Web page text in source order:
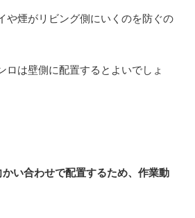
や煙がリビング側にいくのを防ぐの
ロは壁側に配置するとよいでしょ
い合わせで配置するため、作業動